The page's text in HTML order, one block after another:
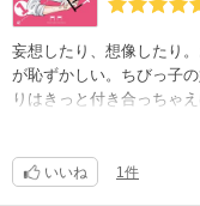
妄想したり、想像したり
が恥ずかしい。ちびっ子
りはきっと付き合っちゃ
いいね 1件